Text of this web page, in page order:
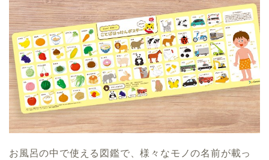
お風呂の中で使える図鑑で、様々なモノの名前が載っ